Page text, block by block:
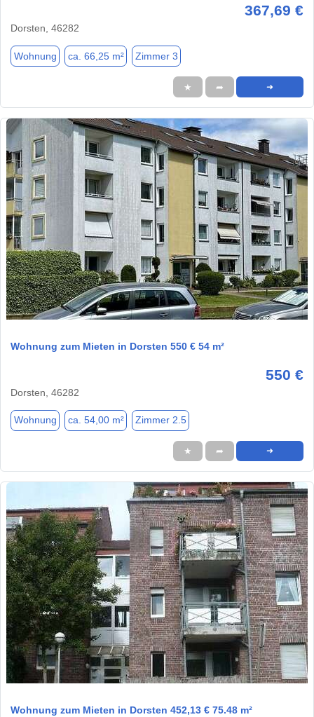
367,69 €
Dorsten, 46282
Wohnung ca. 66,25 m² Zimmer 3
★ ➦ ➜
1 / 1
Wohnung zum Mieten in Dorsten 550 € 54 m²
550 €
Dorsten, 46282
Wohnung ca. 54,00 m² Zimmer 2.5
★ ➦ ➜
1 / 1
Wohnung zum Mieten in Dorsten 452,13 € 75.48 m²